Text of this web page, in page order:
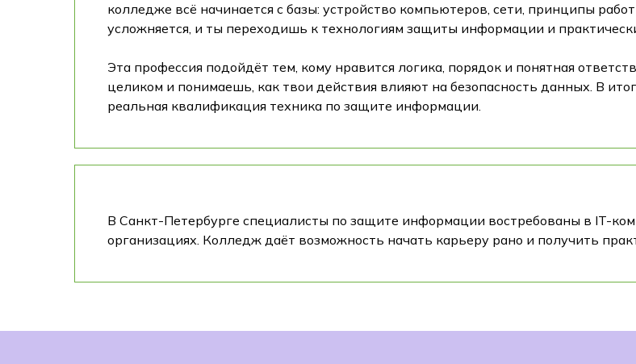
колледже всё начинается с базы: устройство компьютеров, сети, принципы
усложняется, и ты переходишь к технологиям защиты информации и
Эта профессия подойдёт тем, кому нравится логика, порядок и понятная
целиком и понимаешь, как твои действия влияют на безопасность данных. В
реальная квалификация техника по защите информации.
В Санкт-Петербурге специалисты по защите информации востребованы в IT-
организациях. Колледж даёт возможность начать карьеру рано и получить